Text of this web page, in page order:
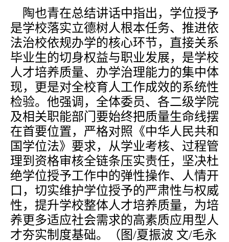
陶也青在总结讲话中指出，学位授予
是学校落实立德树人根本任务、推进依
法治校依规办学的核心环节，直接关系
毕业生的切身权益与职业发展，是学校
人才培养质量、办学治理能力的集中体
现，更是对全校育人工作成效的系统性
检验。他强调，全体委员、各二级学院
及相关职能部门要始终把质量生命线摆
在首要位置，严格对照《中华人民共和
国学位法》要求，从学业考核、过程管
理到资格审核全链条压实责任，坚决杜
绝学位授予工作中的弹性操作、人情开
口，切实维护学位授予的严肃性与权威
性， 提升学校整体人才培养质量， 为培
养更多适应社会需求的高素质应用型人
才夯实制度基础。
（ 图/夏振波 文/毛永